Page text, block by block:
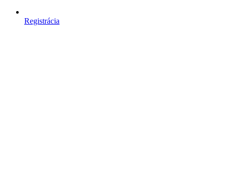
Registrácia